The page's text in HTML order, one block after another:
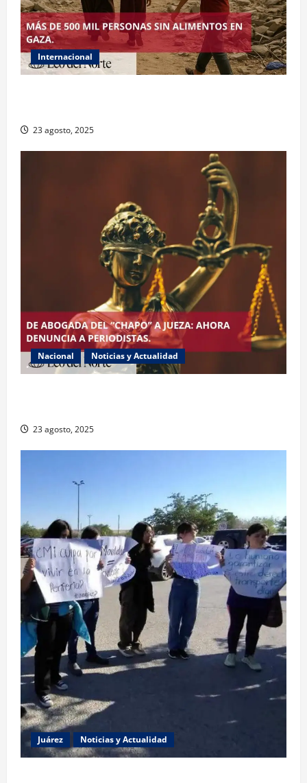
Internacional
23 agosto, 2025
Nacional Noticias y Actualidad
23 agosto, 2025
Juárez Noticias y Actualidad